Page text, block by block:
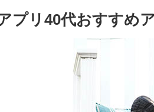
プリ40代おすすめ